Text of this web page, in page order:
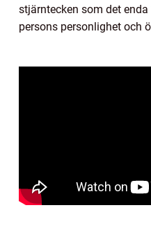
stjärntecken som det
persons personlighet och